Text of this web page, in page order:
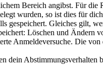
Bereich angibst. Für die
wurden, so ist dies für
gespeichert. Gleiches gilt,
Löschen und Ändern
Anmeldeversuche. Die
dein